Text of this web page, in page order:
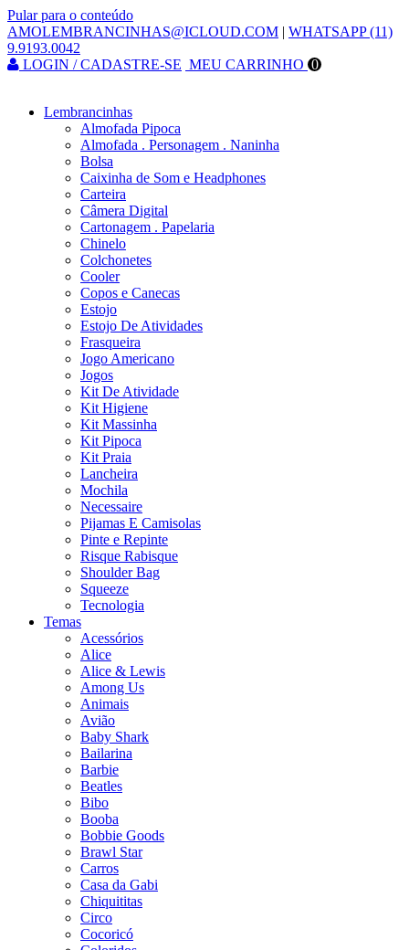
Pular para o conteúdo
AMOLEMBRANCINHAS@ICLOUD.COM | WHATSAPP (11)
9.9193.0042
LOGIN / CADASTRE-SE MEU CARRINHO 0
Lembrancinhas
Almofada Pipoca
Almofada . Personagem . Naninha
Bolsa
Caixinha de Som e Headphones
Carteira
Câmera Digital
Cartonagem . Papelaria
Chinelo
Colchonetes
Cooler
Copos e Canecas
Estojo
Estojo De Atividades
Frasqueira
Jogo Americano
Jogos
Kit De Atividade
Kit Higiene
Kit Massinha
Kit Pipoca
Kit Praia
Lancheira
Mochila
Necessaire
Pijamas E Camisolas
Pinte e Repinte
Risque Rabisque
Shoulder Bag
Squeeze
Tecnologia
Temas
Acessórios
Alice
Alice & Lewis
Among Us
Animais
Avião
Baby Shark
Bailarina
Barbie
Beatles
Bibo
Booba
Bobbie Goods
Brawl Star
Carros
Casa da Gabi
Chiquititas
Circo
Cocoricó